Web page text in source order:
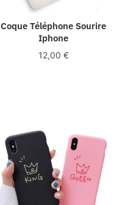
Coque Téléphone Sourire
Iphone
12,00 €